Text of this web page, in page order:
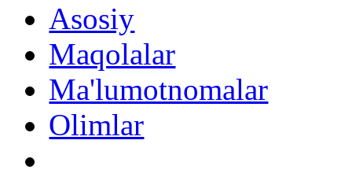
Asosiy
Maqolalar
Ma'lumotnomalar
Olimlar